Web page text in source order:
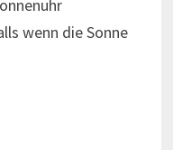
wenn die Sonne